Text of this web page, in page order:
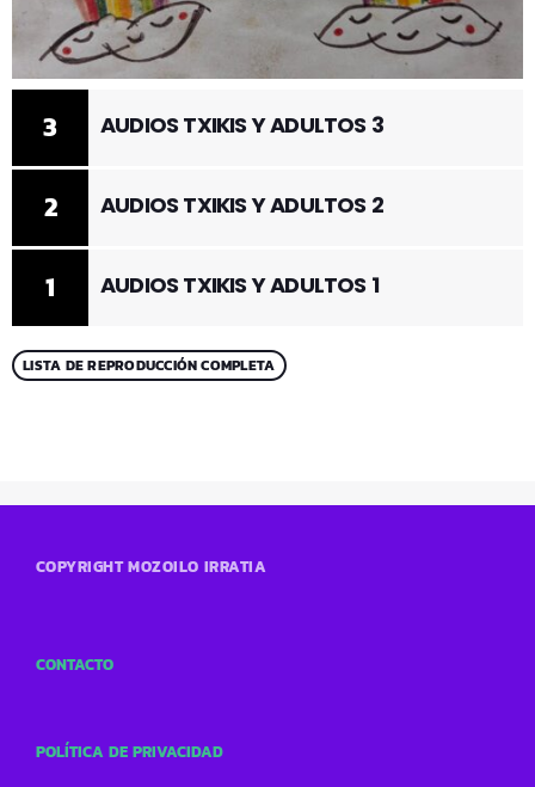
1 AUDIOS TXIKIS Y ADULTOS 1
2 AUDIOS TXIKIS Y ADULTOS 2
3 AUDIOS TXIKIS Y ADULTOS 3
LISTA DE REPRODUCCIÓN COMPLETA
COPYRIGHT MOZOILO IRRATIA
CONTACTO
POLÍTICA DE PRIVACIDAD